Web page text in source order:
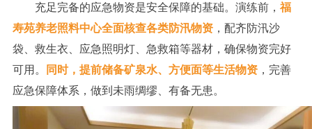
充足完备的应急物资是安全保障的基础。演练前， 福
寿苑养老照料中心全面核查各类防汛物资，配齐防汛沙
袋、救生衣、应急照明灯、急救箱等器材，确保物资完好
可用。
同时，提前储备矿泉水、方便面等生活物资，完善
应急保障体系，做到未雨绸缪、有备无患。